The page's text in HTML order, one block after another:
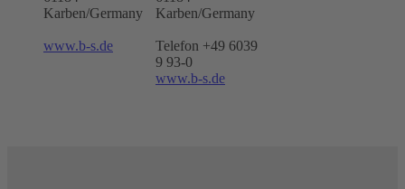
Karben/Germany
www.b-s.de
Karben/Germany
Telefon +49 6039
9 93-0
www.b-s.de